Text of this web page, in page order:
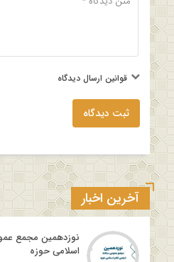
قوانین ارسال دیدگاه
ثبت دیدگاه
آخرین اخبار
نوزدهمین مجمع
اسلامی حوزه